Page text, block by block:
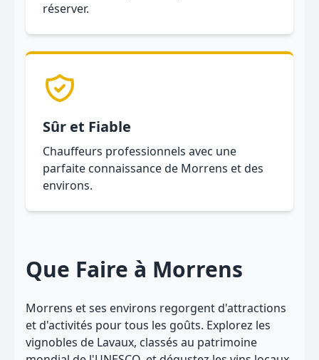
réserver.
Sûr et Fiable
Chauffeurs professionnels avec une
parfaite connaissance de Morrens et des
environs.
Que Faire à Morrens
Morrens et ses environs regorgent d'attractions
et d'activités pour tous les goûts. Explorez les
vignobles de Lavaux, classés au patrimoine